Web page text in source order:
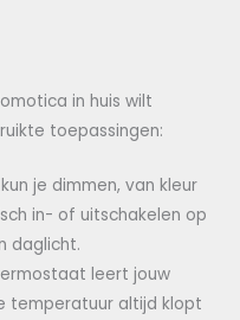
in huis wilt
toepassingen:
je dimmen, van kleur
in- of uitschakelen op
daglicht.
leert jouw
temperatuur altijd klopt